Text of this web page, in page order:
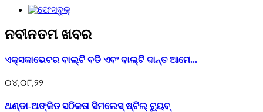
ନବୀନତମ ଖବର
ଏକ୍ସକାଭେଟର ବାଲ୍ଟି ବଡି ଏବଂ ବାଲ୍ଟି ଦାନ୍ତ ଆମେ...
୦୪,୦୮,୨୨
ଥଣ୍ଡା-ଅଙ୍କିତ ସଠିକତା ସିମଲେସ୍ ଷ୍ଟିଲ୍ ଟ୍ୟୁବ୍